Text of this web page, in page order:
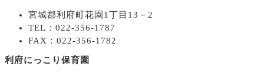
宮城郡利府町花園1丁目13－2
TEL：022-356-1787
FAX：022-356-1782
利府にっこり保育園